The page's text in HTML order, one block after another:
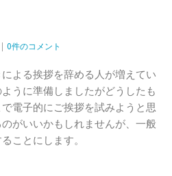
0件のコメント
よる挨拶を辞める人が増えてい
うに準備しましたがどうしたも
電子的にご挨拶を試みようと思
がいいかもしれませんが、一般
ことにします。